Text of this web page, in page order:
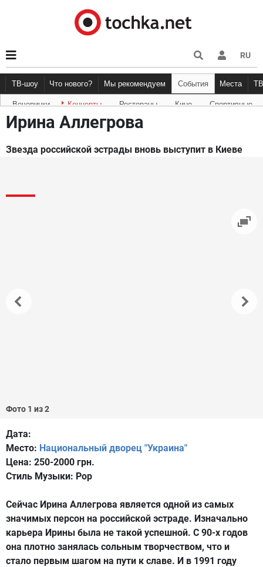
RU
ТВ-шоу Что нового?
Новости афиши Рецензии Куда пойти Точка
Мы рекомендуем События Места
Вечеринки Концерты Рестораны Кино Спортивные
Ирина Аллегрова
Звезда российской эстрады вновь выступит в Киеве
Фото 1 из 2
Дата:
Место: Национальный дворец "Украина"
Цена: 250-2000 грн.
Стиль Музыки: Pop
Сейчас Ирина Аллегрова является одной из самых
значимых персон на российской эстраде. Изначально
карьера Ирины была не такой успешной. С 90-х годов
она плотно занялась сольным творчеством, что и
стало первым шагом на пути к славе. И в 1991 году